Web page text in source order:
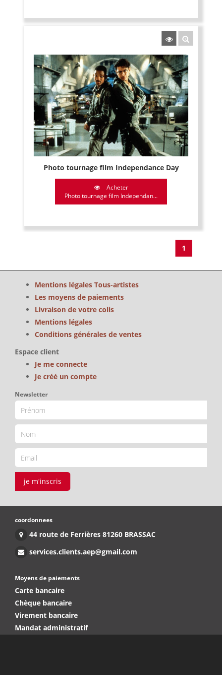
Photo tournage film Independance Day
Acheter
Photo tournage film Independan...
1
Mentions légales Tous-artistes
Les moyens de paiements
Livraison de votre colis
Mentions légales
Conditions générales de ventes
Espace client
Je me connecte
Je créé un compte
Newsletter
je m'inscris
coordonnees
44 route de Ferrières 81260 BRASSAC
services.clients.aep@gmail.com
Moyens de paiements
Carte bancaire
Chèque bancaire
Virement bancaire
Mandat administratif